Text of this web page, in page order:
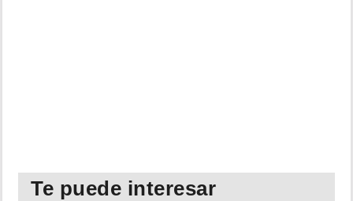
Te puede interesar